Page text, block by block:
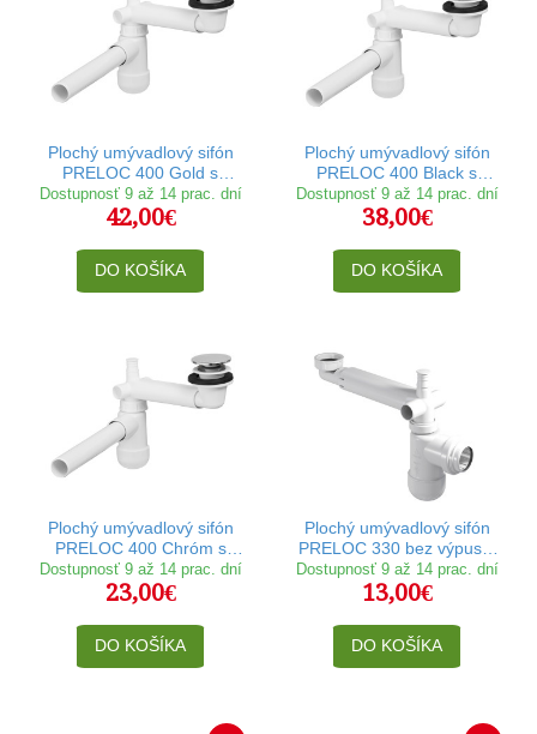
Plochý umývadlový sifón
PRELOC 400 Gold s
výpusťou klik klak
Dostupnosť 9 až 14 prac. dní
42,00€
DO KOŠÍKA
Plochý umývadlový sifón
PRELOC 400 Black s
výpusťou klik klak
Dostupnosť 9 až 14 prac. dní
38,00€
DO KOŠÍKA
Plochý umývadlový sifón
PRELOC 400 Chróm s
výpusťou klik klak
Dostupnosť 9 až 14 prac. dní
23,00€
DO KOŠÍKA
Plochý umývadlový sifón
PRELOC 330 bez výpuste
klik klak
Dostupnosť 9 až 14 prac. dní
13,00€
DO KOŠÍKA